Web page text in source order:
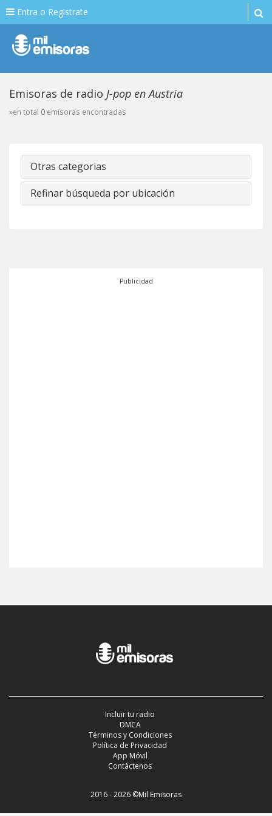
Entra o Registrate
Emisoras de radio J-pop en Austria
»en total 0 emisoras encontradas
Otras categorias
Refinar búsqueda por ubicación
Publicidad
Incluir tu radio
DMCA
Términos y Condiciones
Política de Privacidad
App Móvil
Contáctenos
2016 - 2026 ©Mil Emisoras